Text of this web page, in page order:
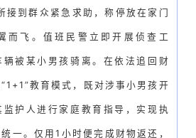
接到群众紧急求助，称停放在家门
而飞。值班民警立即开展侦查工
被某小男孩骑离。在依法追回财
教育模式，既对涉事小男孩开
护人进行家庭教育指导，实现执
一。仅用1小时便完成财物返还，